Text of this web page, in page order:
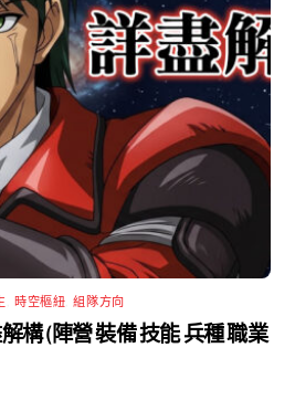
,時空樞紐 ,組隊方向
構 (陣營 裝備 技能 兵種 職業